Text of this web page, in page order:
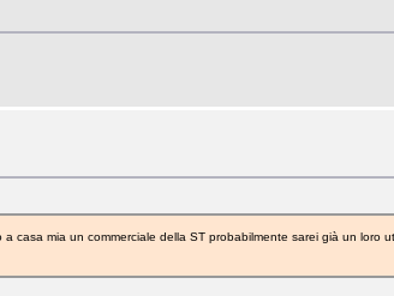
mia un commerciale della ST probabilmente sarei già un loro